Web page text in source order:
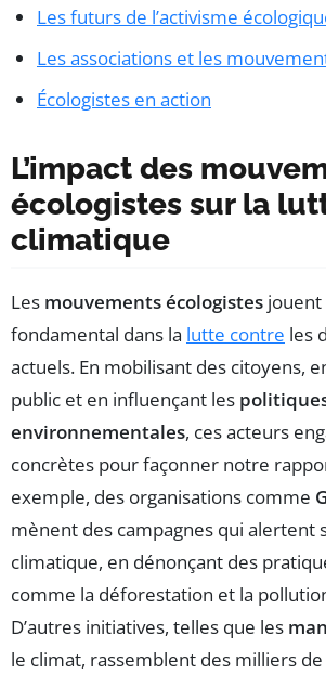
Les futurs de l’activisme
Les associations et les
Écologistes en action
L’impact des
écologistes sur la
climatique
Les mouvements écologistes jouent
fondamental dans la lutte contre les
actuels. En mobilisant des citoyens,
public et en influençant les
environnementales, ces acteurs
concrètes pour façonner notre
exemple, des organisations comme
mènent des campagnes qui alertent
climatique, en dénonçant des
comme la déforestation et la
D’autres initiatives, telles que les
le climat, rassemblent des milliers